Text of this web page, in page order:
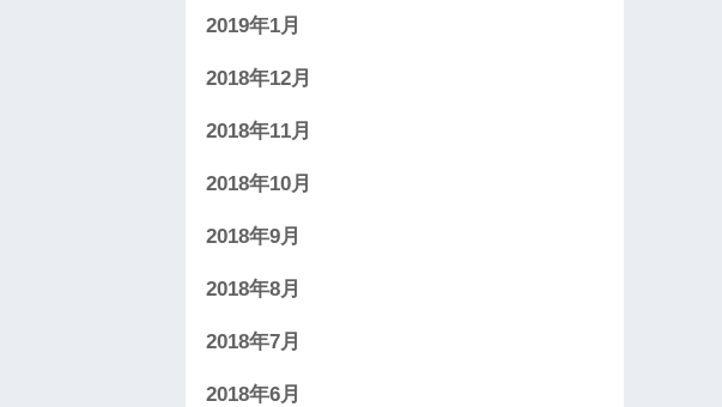
2019年1月
2018年12月
2018年11月
2018年10月
2018年9月
2018年8月
2018年7月
2018年6月